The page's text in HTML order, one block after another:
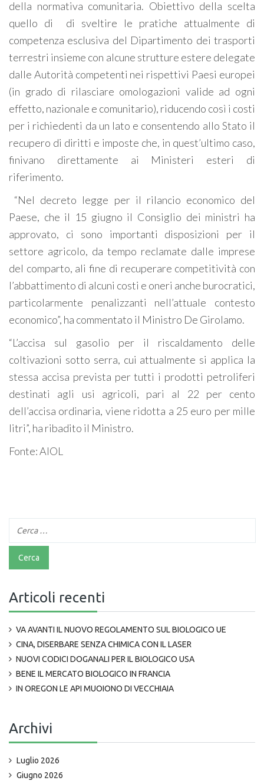
della normativa comunitaria. Obiettivo della scelta
quello di di sveltire le pratiche attualmente di
competenza esclusiva del Dipartimento dei trasporti
terrestri insieme con alcune strutture estere delegate
dalle Autorità competenti nei rispettivi Paesi europei
(in grado di rilasciare omologazioni valide ad ogni
effetto, nazionale e comunitario), riducendo così i costi
per i richiedenti da un lato e consentendo allo Stato il
recupero di diritti e imposte che, in quest’ultimo caso,
finivano direttamente ai Ministeri esteri di
riferimento.
“Nel decreto legge per il rilancio economico del
Paese, che il 15 giugno il Consiglio dei ministri ha
approvato, ci sono importanti disposizioni per il
settore agricolo, da tempo reclamate dalle imprese
del comparto, ali fine di recuperare competitività con
l’abbattimento di alcuni costi e oneri anche burocratici,
particolarmente penalizzanti nell’attuale contesto
economico”, ha commentato il Ministro De Girolamo.
“L’accisa sul gasolio per il riscaldamento delle
coltivazioni sotto serra, cui attualmente si applica la
stessa accisa prevista per tutti i prodotti petroliferi
destinati agli usi agricoli, pari al 22 per cento
dell’accisa ordinaria, viene ridotta a 25 euro per mille
litri”, ha ribadito il Ministro.
Fonte: AIOL
Articoli recenti
VA AVANTI IL NUOVO REGOLAMENTO SUL BIOLOGICO UE
CINA, DISERBARE SENZA CHIMICA CON IL LASER
NUOVI CODICI DOGANALI PER IL BIOLOGICO USA
BENE IL MERCATO BIOLOGICO IN FRANCIA
IN OREGON LE API MUOIONO DI VECCHIAIA
Archivi
Luglio 2026
Giugno 2026